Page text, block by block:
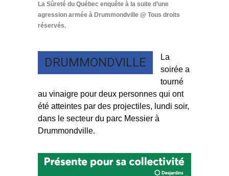
La Sûreté du Québec enquête à la suite d’une
agression armée à Drummondville @ Tous droits
réservés.
DRUMMONDVILLE
La
soirée a
tourné
au vinaigre pour deux personnes qui ont
été atteintes par des projectiles, lundi soir,
dans le secteur du parc Messier à
Drummondville.